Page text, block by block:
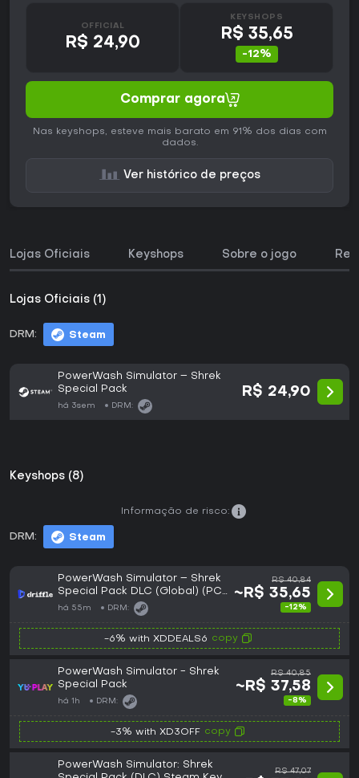
OFFICIAL
R$ 24,90
KEYSHOPS
R$ 35,65
-12%
Comprar agora
Nas keyshops, esteve mais barato em 91% dos dias com
dados.
Ver histórico de preços
Lojas Oficiais Keyshops Sobre o jogo
Lojas Oficiais (1)
DRM: Steam
PowerWash Simulator – Shrek
Special Pack
há 3sem DRM:
R$ 24,90
Keyshops (8)
DRM: Steam
Informação de risco:
PowerWash Simulator – Shrek
Special Pack DLC (Global) (PC)
- Steam - Digital Key
há 55m DRM:
R$ 40,84
~R$ 35,65
-12%
-6% with XDDEALS6 copy
PowerWash Simulator - Shrek
Special Pack
há 1h DRM:
R$ 40,85
~R$ 37,58
-8%
-3% with XD3OFF copy
PowerWash Simulator: Shrek
R$ 47,07